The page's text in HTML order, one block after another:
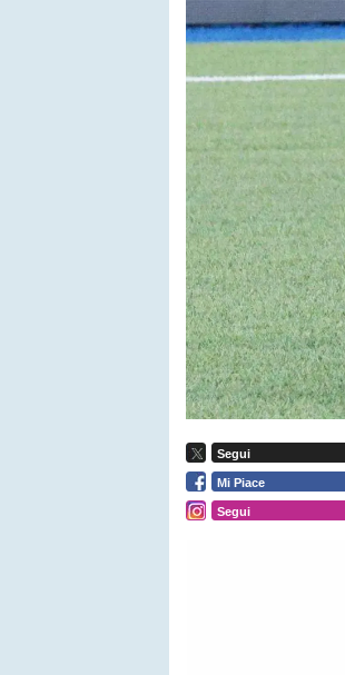
Segui
Mi Piace
Segui